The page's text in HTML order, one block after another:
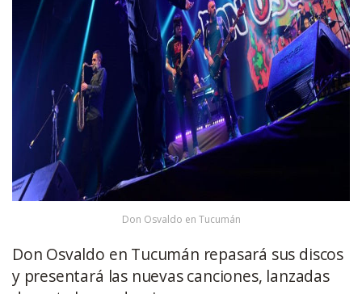
Don Osvaldo en Tucumán
Don Osvaldo en Tucumán repasará sus discos
y presentará las nuevas canciones, lanzadas